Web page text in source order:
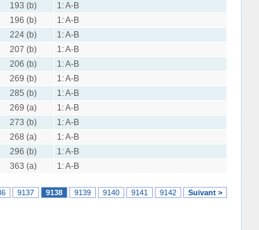
193 (b)
1: A-B
196 (b)
1: A-B
224 (b)
1: A-B
207 (b)
1: A-B
206 (b)
1: A-B
269 (b)
1: A-B
285 (b)
1: A-B
269 (a)
1: A-B
273 (b)
1: A-B
268 (a)
1: A-B
296 (b)
1: A-B
363 (a) 1: A-B
9137 9138 9139 9140 9141 9142 Suivant >